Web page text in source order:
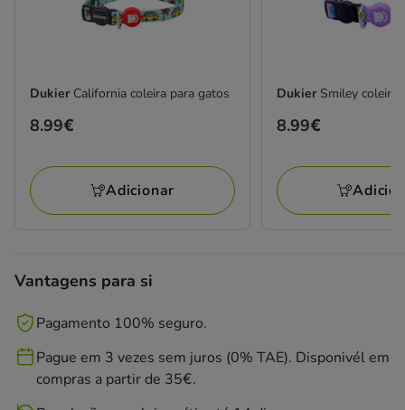
Dukier California coleira para gatos
Preço
8.99€
Adicionar
Dukier Smiley coleira
Preço
8.99€
Vantagens para si
Pagamento 100% seguro.
Pague em 3 vezes sem juros (0% TAE). Disponivél em
compras a partir de 35€.